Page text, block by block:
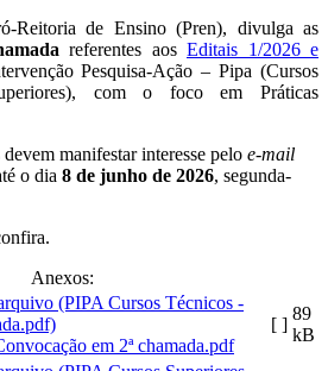
de Ensino (Pren), divulga as
referentes aos Editais 1/2026 e
Pesquisa-Ação – Pipa (Cursos
com o foco em Práticas
manifestar interesse pelo e-mail
o dia 8 de junho de 2026, segunda-
Anexos:
em 2ª chamada.pdf
[ ]
89
kB